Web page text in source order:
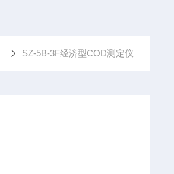
SZ-5B-3F经济型COD测定仪